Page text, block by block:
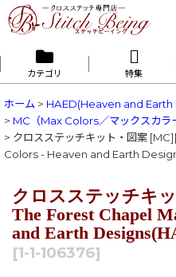
カテゴリ 特集
ホーム > HAED(Heaven and Earth
> MC（Max Colors／マックスカラ
> クロスステッチキット・図案
Colors - Heaven and Earth
クロスステッチキ
The Forest Chapel
and Earth
[1-1-106376]